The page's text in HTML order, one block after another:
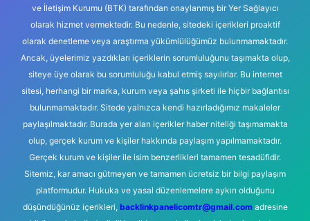
ve İletişim Kurumu (BTK) tarafından onaylanmış bir Yer Sağlayıcı
olarak hizmet vermektedir. Bu nedenle, sitedeki içerikleri proaktif
olarak denetleme veya araştırma yükümlülüğümüz bulunmamaktadır.
Ancak, üyelerimiz yazdıkları içeriklerin sorumluluğunu taşımakta olup,
siteye üye olarak bu sorumluluğu kabul etmiş sayılırlar. Bu internet
sitesi, herhangi bir marka, kurum veya şahıs şirketi ile hiçbir bağlantısı
bulunmamaktadır. Sitede yalnızca kendi hazırladığımız makaleler
paylaşılmaktadır. Burada yer alan içerikler haber niteliği taşımamakta
olup, gerçek kurum ve kişiler hakkında paylaşım yapılmamaktadır.
Gerçek kurum ve kişiler ile isim benzerlikleri tamamen tesadüfidir.
Sitemiz, kar amacı gütmeyen ve tamamen ücretsiz bir bilgi paylaşım
platformudur. Hukuka ve yasal düzenlemelere aykırı olduğunu
düşündüğünüz içerikleri, backlinkpanelicomtr@gmail.comadresine